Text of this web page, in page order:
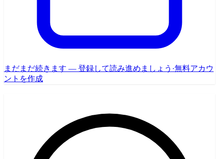
まだまだ続きます — 登録して読み進めましょう ·無料アカウ
ントを作成